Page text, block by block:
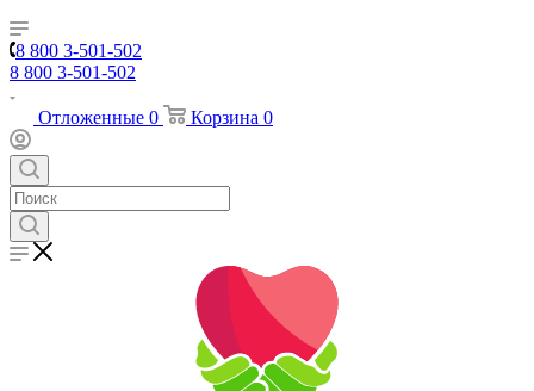
8 800 3-501-502
8 800 3-501-502
Отложенные 0 Корзина 0